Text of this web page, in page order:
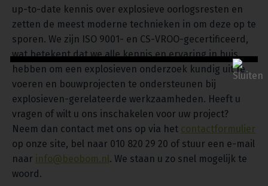
up-to-date kennis over explosieve oorlogsresten en
zetten de meest moderne technieken in om deze op te
sporen. We zijn ISO 9001- en CS-VROO-gecertificeerd,
wat betekent dat we alle kennis en ervaring in huis
hebben om een explosieven onderzoek kundig uit te
voeren en bouwprojecten te ondersteunen bij
explosieven-gerelateerde werkzaamheden. Heeft u
vragen of wilt u ons inschakelen voor uw project?
Neem dan contact met ons op via het contactformulier
op onze site, bel naar 010 820 29 20 of stuur een e-mail
naar info@beobom.nl. We staan u zo snel mogelijk te
woord.